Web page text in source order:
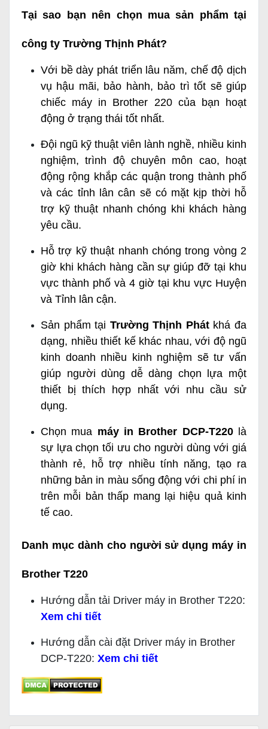
Tại sao bạn nên chọn mua sản phẩm tại
công ty Trường Thịnh Phát?
Với bề dày phát triển lâu năm, chế độ dịch
vụ hậu mãi, bảo hành, bảo trì tốt sẽ giúp
chiếc máy in Brother 220 của bạn hoạt
động ở trạng thái tốt nhất.
Đội ngũ kỹ thuật viên lành nghề, nhiều kinh
nghiệm, trình độ chuyên môn cao, hoạt
động rộng khắp các quận trong thành phố
và các tỉnh lân cân sẽ có mặt kịp thời hỗ
trợ kỹ thuật nhanh chóng khi khách hàng
yêu cầu.
Hỗ trợ kỹ thuật nhanh chóng trong vòng 2
giờ khi khách hàng cần sự giúp đỡ tại khu
vực thành phố và 4 giờ tại khu vực Huyện
và Tỉnh lân cận.
Sản phẩm tại Trường Thịnh Phátkhá đa
dạng, nhiều thiết kế khác nhau, với độ ngũ
kinh doanh nhiều kinh nghiệm sẽ tư vấn
giúp người dùng dễ dàng chọn lựa một
thiết bị thích hợp nhất với nhu cầu sử
dụng.
Chọn mua máy in Brother DCP-T220là
sự lựa chọn tối ưu cho người dùng với giá
thành rẻ, hỗ trợ nhiều tính năng, tạo ra
những bản in màu sống động với chi phí in
trên mỗi bản thấp mang lại hiệu quả kinh
tế cao.
​Danh mục dành cho người sử dụng máy in
Brother T220
Hướng dẫn tải Driver máy in Brother T220:
Xem chi tiết
Hướng dẫn cài đặt Driver máy in Brother
DCP-T220: Xem chi tiết